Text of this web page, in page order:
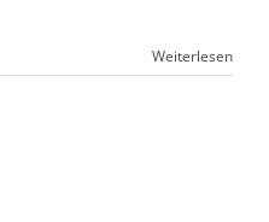
Weiterlesen